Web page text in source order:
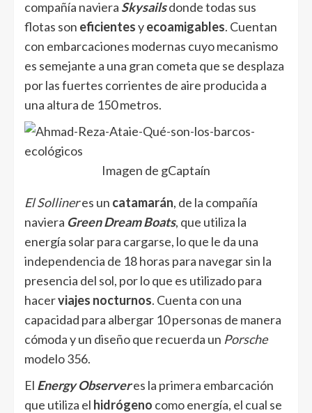
compañía naviera Skysailsdonde todas sus
flotas son eficientesyecoamigables. Cuentan
con embarcaciones modernas cuyo mecanismo
es semejante a una gran cometa que se desplaza
por las fuertes corrientes de aire producida a
una altura de 150 metros.
Imagen de gCaptaín
El Sollineres un catamarán, de la compañía
naviera Green Dream Boats, que utiliza la
energía solar para cargarse, lo que le da una
independencia de 18 horas para navegar sin la
presencia del sol, por lo que es utilizado para
hacerviajes nocturnos. Cuenta con una
capacidad para albergar 10 personas de manera
cómoda y un diseño que recuerda un Porsche
modelo 356.
El Energy Observeres la primera embarcación
que utiliza el hidrógeno como energía, el cual se